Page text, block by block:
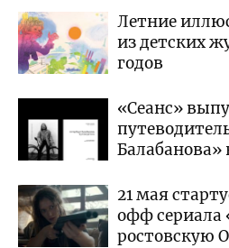
Летние
из детских
годов
«Сеанс»
Балабанова»
21 мая
офф сериала
ростовскую